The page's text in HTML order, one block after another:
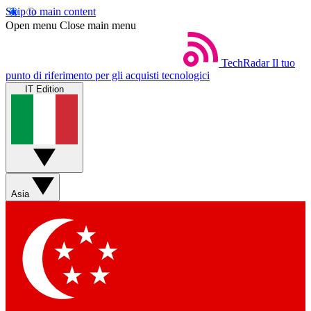
Skip to main content
Open menu Close main menu
TechRadar Il tuo
punto di riferimento per gli acquisti tecnologici
IT Edition
Asia